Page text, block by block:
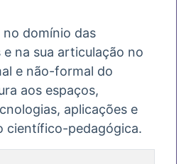
domínio das
na sua articulação no
e não-formal do
aos espaços,
aplicações e
científico-pedagógica.